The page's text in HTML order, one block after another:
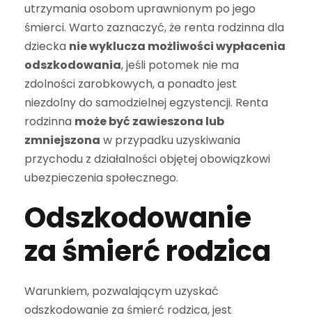
utrzymania osobom uprawnionym po jego
śmierci. Warto zaznaczyć, że renta rodzinna dla
dziecka nie wyklucza możliwości wypłacenia
odszkodowania, jeśli potomek nie ma
zdolności zarobkowych, a ponadto jest
niezdolny do samodzielnej egzystencji. Renta
rodzinna może być zawieszona lub
zmniejszona w przypadku uzyskiwania
przychodu z działalności objętej obowiązkowi
ubezpieczenia społecznego.
Odszkodowanie
za śmierć rodzica
Warunkiem, pozwalającym uzyskać
odszkodowanie za śmierć rodzica, jest